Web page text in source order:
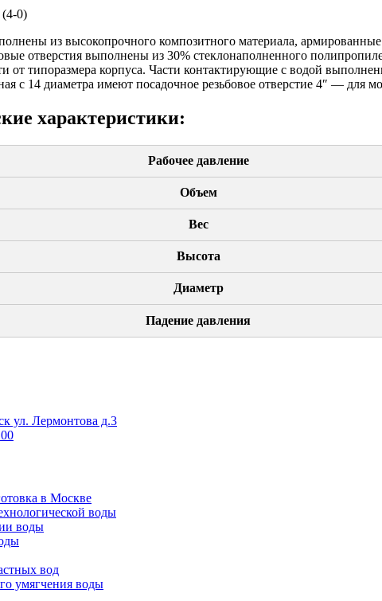
(4-0)
из высокопрочного композитного материала,
отверстия выполнены из 30% стеклонаполненного
от типоразмера корпуса. Части контактирующие с водой
с 14 диаметра имеют посадочное резьбовое отверстие 4″ — для
характеристики:
Рабочее давление
Объем
Вес
Высота
Диаметр
Падение давления
ул. Лермонтова д.3
в Москве
воды
воды
вод
умягчения воды